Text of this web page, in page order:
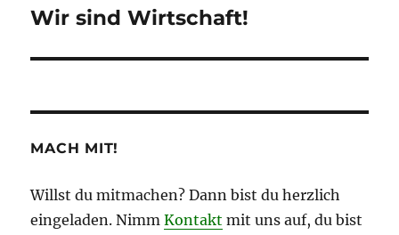
Nächster
Wir sind Wirtschaft!
MACH MIT!
Willst du mitmachen? Dann bist du herzlich
eingeladen. NimmKontakt mit uns auf, du bist